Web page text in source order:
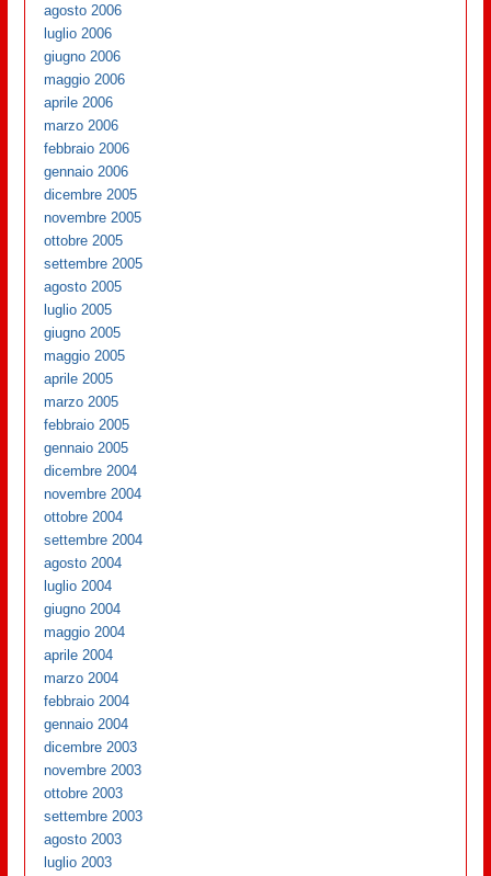
agosto 2006
luglio 2006
giugno 2006
maggio 2006
aprile 2006
marzo 2006
febbraio 2006
gennaio 2006
dicembre 2005
novembre 2005
ottobre 2005
settembre 2005
agosto 2005
luglio 2005
giugno 2005
maggio 2005
aprile 2005
marzo 2005
febbraio 2005
gennaio 2005
dicembre 2004
novembre 2004
ottobre 2004
settembre 2004
agosto 2004
luglio 2004
giugno 2004
maggio 2004
aprile 2004
marzo 2004
febbraio 2004
gennaio 2004
dicembre 2003
novembre 2003
ottobre 2003
settembre 2003
agosto 2003
luglio 2003